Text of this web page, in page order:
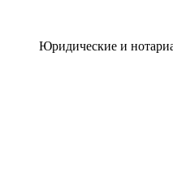
Юридические и